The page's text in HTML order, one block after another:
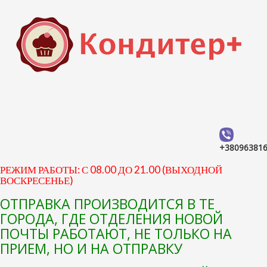
РЕЖИМ РАБОТЫ: С 08.00 ДО 21.00 (ВЫХОДНОЙ
ВОСКРЕСЕНЬЕ)
ОТПРАВКА ПРОИЗВОДИТСЯ В ТЕ
ГОРОДА, ГДЕ ОТДЕЛЕНИЯ НОВОЙ
ПОЧТЫ РАБОТАЮТ, НЕ ТОЛЬКО НА
ПРИЕМ, НО И НА ОТПРАВКУ